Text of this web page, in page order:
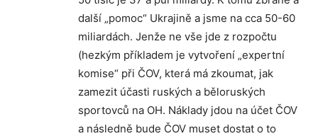
další „pomoc“ Ukrajině a jsme na cca 50-60
miliardách. Jenže ne vše jde z rozpočtu
(hezkým příkladem je vytvoření „expertní
komise“ při ČOV, která má zkoumat, jak
zamezit účasti ruských a běloruských
sportovců na OH. Náklady jdou na účet ČOV
a následně bude ČOV muset dostat o to